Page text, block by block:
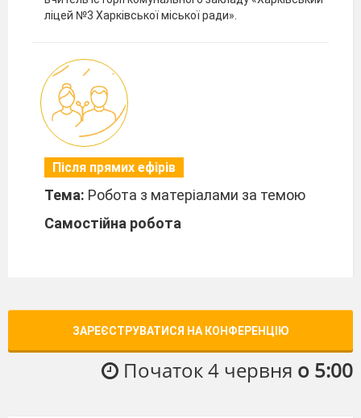
ліцей №3 Харківської міської ради».
Після прямих ефірів
Тема: Робота з матеріалами за темою
Самостійна робота
ЗАРЕЄСТРУВАТИСЯ НА КОНФЕРЕНЦІЮ
Початок 4 червня о 5:00